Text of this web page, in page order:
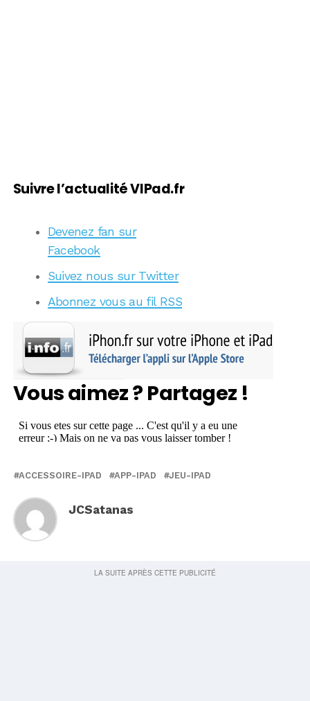
Suivre l’actualité VIPad.fr
Devenez fan sur
Facebook
Suivez nous sur Twitter
Abonnez vous au fil RSS
Vous aimez ? Partagez !
ACCESSOIRE-IPAD APP-IPAD JEU-IPAD
JCSatanas